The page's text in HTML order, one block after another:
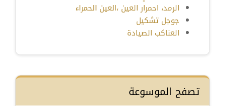
الرمد، احمرار العين ،العين الحمراء
جوجل تشكيل
العناكب الصيادة
تصفح الموسوعة